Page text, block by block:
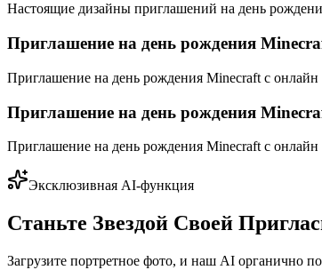
Настоящие дизайны приглашений на день
Приглашение на день рождения
Приглашение на день рождения Minecraft с онлайн
Приглашение на день рождения
Приглашение на день рождения Minecraft с онлайн
Эксклюзивная AI-функция
Станьте Звездой Своей
Загрузите портретное фото, и наш AI органично